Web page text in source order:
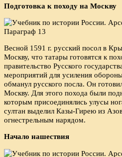
Подготовка к походу на Москву
Весной 1591 г. русский посол в
Москву, что татары готовятся к
правительство Русского
мероприятий для усиления
обманул русского посла. Он
Москву. Для этого похода были
которым присоединялись улусы
султан выделил Казы-Гирею из
огнестрельным нарядом.
Начало нашествия